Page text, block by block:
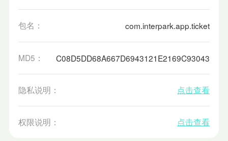
包名： com.interpark.app.ticket
MD5： C08D5DD68A667D6943121E2169C93043
隐私说明： 点击查看
权限说明： 点击查看